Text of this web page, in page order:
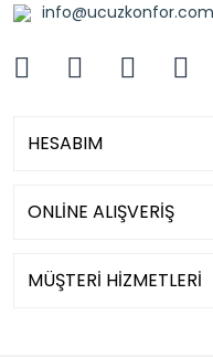
info@ucuzkonfor.com
HESABIM
ONLİNE ALIŞVERİŞ
MÜŞTERİ HİZMETLERİ